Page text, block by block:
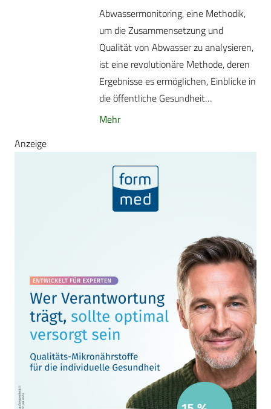
Abwassermonitoring, eine Methodik,
um die Zusammensetzung und
Qualität von Abwasser zu analysieren,
ist eine revolutionäre Methode, deren
Ergebnisse es ermöglichen, Einblicke in
die öffentliche Gesundheit…
Mehr
Anzeige